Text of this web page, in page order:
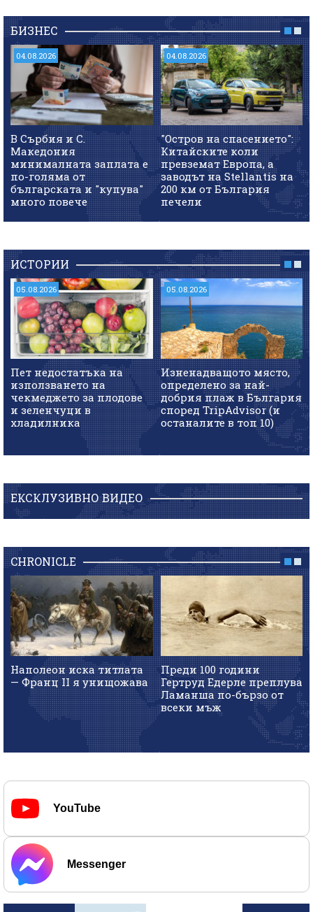
БИЗНЕС
04.08.2026
В Сърбия и С.
Македония
минималната заплата е
по-голяма от
българската и "купува"
много повече
04.08.2026
"Остров на спасението":
Китайските коли
превземат Европа, а
заводът на Stellantis на
200 км от България
печели
ИСТОРИИ
05.08.2026
Пет недостатъка на
използването на
чекмеджето за плодове
и зеленчуци в
хладилника
05.08.2026
Изненадващото място,
определено за най-
добрия плаж в България
според TripAdvisor (и
останалите в топ 10)
ЕКСКЛУЗИВНО ВИДЕО
CHRONICLE
Наполеон иска титлата
— Франц II я унищожава
Преди 100 години
Гертруд Едерле преплува
Ламанша по-бързо от
всеки мъж
YouTube
Messenger